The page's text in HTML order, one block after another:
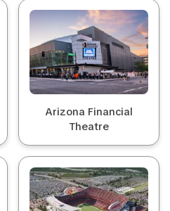
Arizona Financial
Theatre